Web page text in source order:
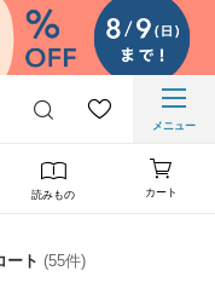
メニュー
読みもの カート
ート (55件)